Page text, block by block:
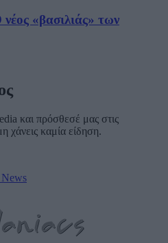
«βασιλιάς» των
και πρόσθεσέ μας στις
χάνεις καμία είδηση.